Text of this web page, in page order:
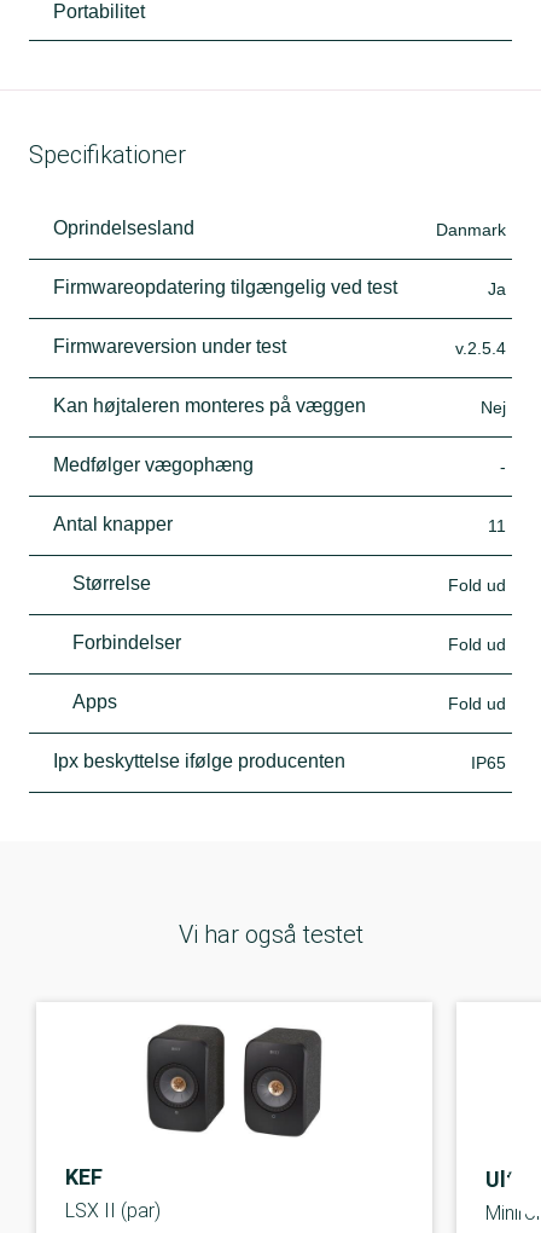
Portabilitet
Specifikationer
Oprindelsesland Danmark
Firmwareopdatering tilgængelig ved test Ja
Firmwareversion under test v.2.5.4
Kan højtaleren monteres på væggen Nej
Medfølger vægophæng -
Antal knapper 11
Størrelse Fold ud
Forbindelser Fold ud
Apps Fold ud
Ipx beskyttelse ifølge producenten IP65
Vi har også testet
KEF
LSX II (par)